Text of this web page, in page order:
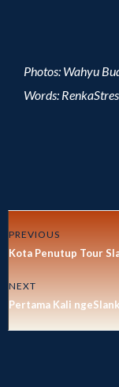
Photos: Wahyu
Words: RenkaStres
PREVIOUS
Kota Penutup Tour
NEXT
Pertama Kali